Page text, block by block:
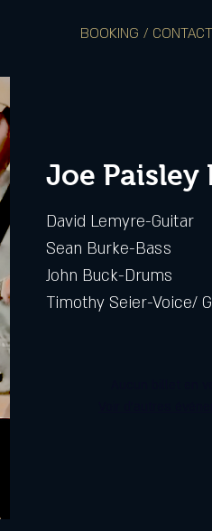
BOOKING / CONTACT
Joe Paisley
David Lemyre-Guitar
Sean Burke-Bass
John Buck-Drums
Timothy Seier-Voice/